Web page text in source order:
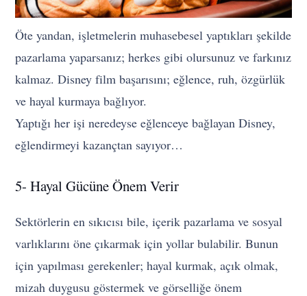
Öte yandan, işletmelerin muhasebesel yaptıkları şekilde
pazarlama yaparsanız; herkes gibi olursunuz ve farkınız
kalmaz. Disney film başarısını; eğlence, ruh, özgürlük
ve hayal kurmaya bağlıyor.
Yaptığı her işi neredeyse eğlenceye bağlayan Disney,
eğlendirmeyi kazançtan sayıyor…
5- Hayal Gücüne Önem Verir
Sektörlerin en sıkıcısı bile, içerik pazarlama ve sosyal
varlıklarını öne çıkarmak için yollar bulabilir. Bunun
için yapılması gerekenler; hayal kurmak, açık olmak,
mizah duygusu göstermek ve görselliğe önem